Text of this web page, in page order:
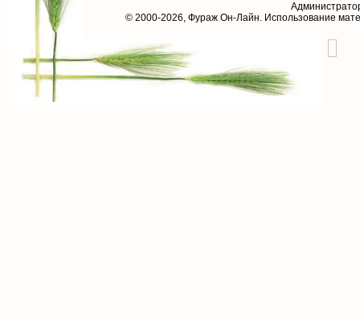
© 2000-2026, Фураж Он-Лайн. Использование